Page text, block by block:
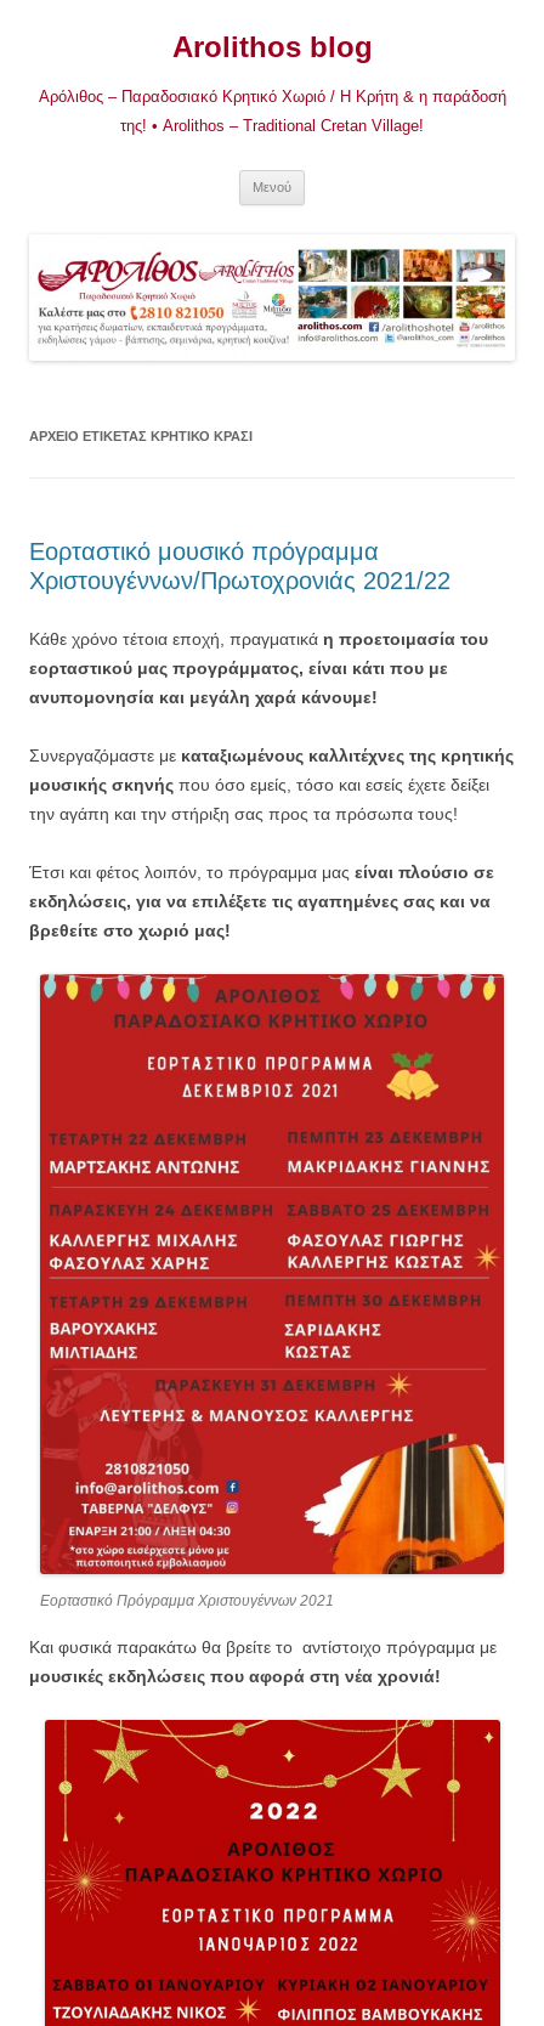
Arolithos blog
Αρόλιθος – Παραδοσιακό Κρητικό Χωριό / Η Κρήτη & η παράδοσή
της! • Arolithos – Traditional Cretan Village!
Μενού
ΑΡΧΕΊΟ ΕΤΙΚΈΤΑΣ ΚΡΗΤΙΚΌ ΚΡΑΣΊ
Εορταστικό μουσικό πρόγραμμα
Χριστουγέννων/Πρωτοχρονιάς 2021/22
Κάθε χρόνο τέτοια εποχή, πραγματικά η προετοιμασία του
εορταστικού μας προγράμματος, είναι κάτι που με
ανυπομονησία και μεγάλη χαρά κάνουμε!
Συνεργαζόμαστε με καταξιωμένους καλλιτέχνες της κρητικής
μουσικής σκηνής που όσο εμείς, τόσο και εσείς έχετε δείξει
την αγάπη και την στήριξη σας προς τα πρόσωπα τους!
Έτσι και φέτος λοιπόν, το πρόγραμμα μας είναι πλούσιο σε
εκδηλώσεις, για να επιλέξετε τις αγαπημένες σας και να
βρεθείτε στο χωριό μας!
Εορταστικό Πρόγραμμα Χριστουγέννων 2021
Και φυσικά παρακάτω θα βρείτε το αντίστοιχο πρόγραμμα με
μουσικές εκδηλώσεις που αφορά στη νέα χρονιά!